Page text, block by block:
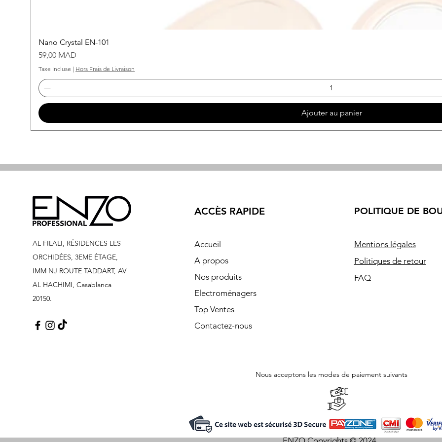
Nano Crystal EN-101
Prix
59,00 MAD
Taxe Incluse | Hors Frais de Livraison
Ajouter au panier
AL FILALI, RÉSIDENCES LES
ORCHIDÉES, 3EME ÉTAGE,
IMM NJ ROUTE TADDART, AV
AL HACHIMI, Casablanca
20150.
ACCÈS RAPIDE
Accueil
A propos
Nos produits
Electroménagers
Top Ventes
Contactez-nous
POLITIQUE DE
Mentions légales
Politiques de retour
FAQ
Nous acceptons les modes de paiement suivants